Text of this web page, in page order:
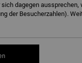
dagegen
der Besucherzahlen).